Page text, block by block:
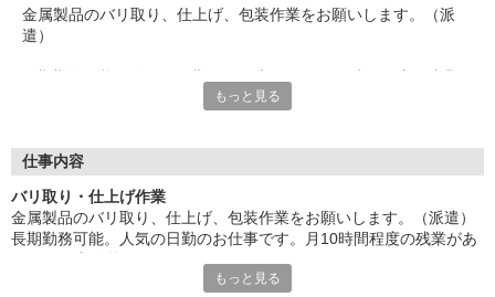
金属製品のバリ取り、仕上げ、包装作業をお願いします。（派
遣）
あります。小休憩あります。
■お友達紹介キャンペーン！デジタルギフト3000円分プレゼント
『テクノ・サービス』は、派遣業界大手スタッフサービスグルー
プです。
全国にあるお仕事の中から、一人ひとりのスキルや希望条件に応
じたお仕事をご案内します。
もっと見る
仕事内容
バリ取り・仕上げ作業
金属製品のバリ取り、仕上げ、包装作業をお願いします。（派遣）
長期勤務可能。人気の日勤のお仕事です。月10時間程度の残業があ
OJTありで安心スタート。40代の方々など幅広く活躍中。駐車場完
もっと見る